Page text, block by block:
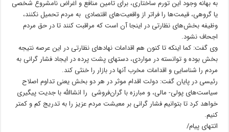
به بهانه وجود این تورم ساختاری، برای تامین منافع و اغراض نامشروع شخصی
یا گروهی، قیمت‌ها را فراتر از واقعیت‌های اقتصادی به مردم تحمیل نکنند،
وظیفه بخش‌های نظارتی در اینجا آن است که مراقبت کنند تا در حق مردم
اجحاف نشود.
وی گفت: کما اینکه تا کنون هم اقدامات نهادهای نظارتی در این عرصه نتیجه
بخش بوده و توانسته در مواردی، دستهای پشت پرده در ایجاد فشار گرانی به
مردم را شناسایی و اقدامات مخرب آنها در بازار را خنثی کند.
رئیسی در پایان گفت: دولت اقدام موثر در هر دو بخش یعنی تداوم اصلاح
سیاست‌های پولی- مالی، و مبارزه با گران‌فروشی را انشاالله با جدیت پیگیری
خواهد کرد تا بتوانیم فشار گرانی بر معیشت مردم عزیز را به تدریج کم و کمتر
کنیم.
اتتهای پیام/